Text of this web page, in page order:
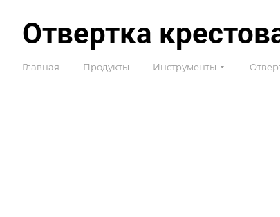
Отвертка
Главная — Продукты — Инструменты —